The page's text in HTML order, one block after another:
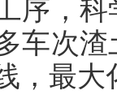
序，
车次
，最